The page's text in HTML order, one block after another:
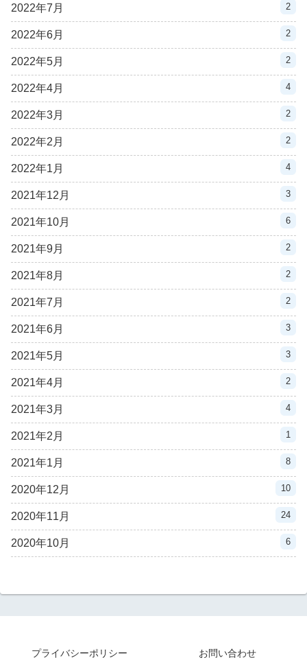
2022年7月 2
2022年6月 2
2022年5月 2
2022年4月 4
2022年3月 2
2022年2月 2
2022年1月 4
2021年12月 3
2021年10月 6
2021年9月 2
2021年8月 2
2021年7月 2
2021年6月 3
2021年5月 3
2021年4月 2
2021年3月 4
2021年2月 1
2021年1月 8
2020年12月 10
2020年11月 24
2020年10月 6
プライバシーポリシー お問い合わせ